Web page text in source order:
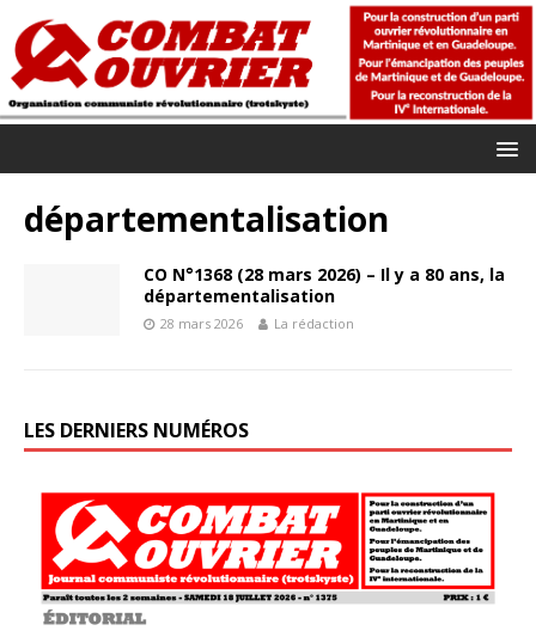
départementalisation
CO N°1368 (28 mars 2026) – Il y a 80 ans, la
départementalisation
28 mars 2026 La rédaction
LES DERNIERS NUMÉROS